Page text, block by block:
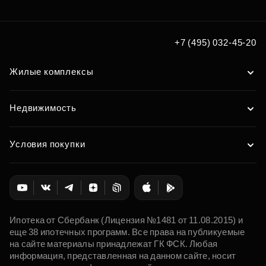
+7 (495) 032-45-20
Жилые комплексы
Недвижимость
Условия покупки
Ипотека от Сбербанк (Лицензия №1481 от 11.08.2015) и
еще 38 ипотечных программ. Все права на публикуемые
на сайте материалы принадлежат ГК ФСК. Любая
информация, представленная на данном сайте, носит